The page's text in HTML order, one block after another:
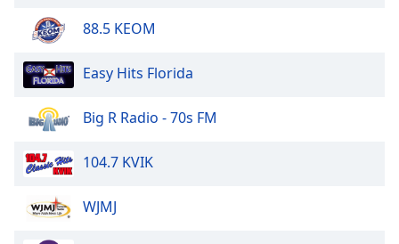
window.
Color
Opacity
88.5 KEOM
Easy Hits Florida
Big R Radio - 70s FM
104.7 KVIK
WJMJ